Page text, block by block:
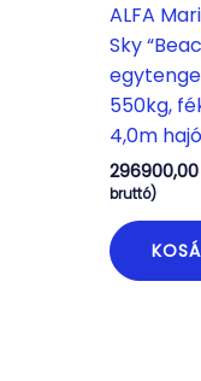
ALFA
Sky
550kg,
4,0m
bruttó)